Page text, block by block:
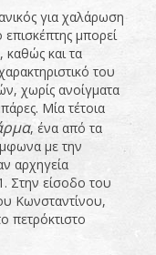
για χαλάρωση
μπορεί
καθώς και τα
του
χωρίς ανοίγματα
Μία τέτοια
, ένα από τα
με την
αρχηγεία
Στην είσοδο του
Κωνσταντίνου,
πετρόκτιστο